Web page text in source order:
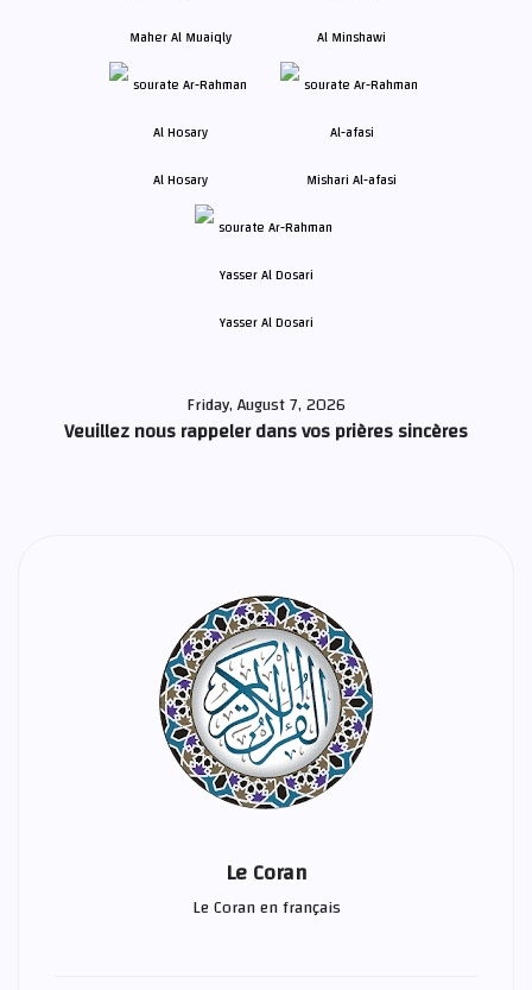
Maher Al Muaiqly Al Minshawi
Al Hosary Mishari Al-afasi
Yasser Al Dosari
Friday, August 7, 2026
Veuillez nous rappeler dans vos prières sincères
Le Coran
Le Coran en français